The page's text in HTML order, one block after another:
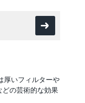
厚いフィルターや
どの芸術的な効果